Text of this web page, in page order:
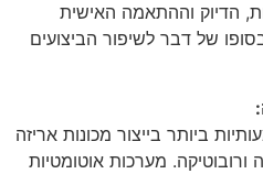
הדיוק וההתאמה האישית
של דבר לשיפור הביצועים
ביותר בייצור מכונות אריזה
ורובוטיקה. מערכות אוטומטיות